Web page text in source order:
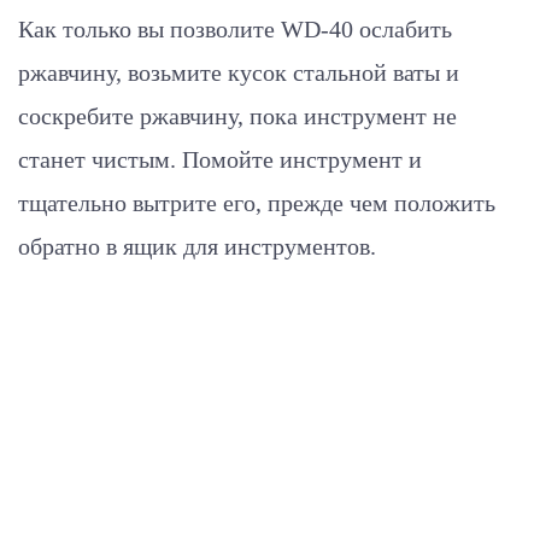
Как только вы позволите WD-40 ослабить
ржавчину, возьмите кусок стальной ваты и
соскребите ржавчину, пока инструмент не
станет чистым. Помойте инструмент и
тщательно вытрите его, прежде чем положить
обратно в ящик для инструментов.